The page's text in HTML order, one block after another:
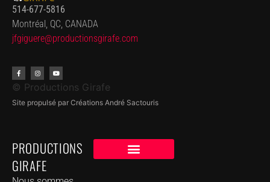
514-677-5816
Montréal, QC, CANADA
jfgiguere@productionsgirafe.com
© Productions Girafe
Site propulsé par Créations André Sactouris
PRODUCTIONS
GIRAFE